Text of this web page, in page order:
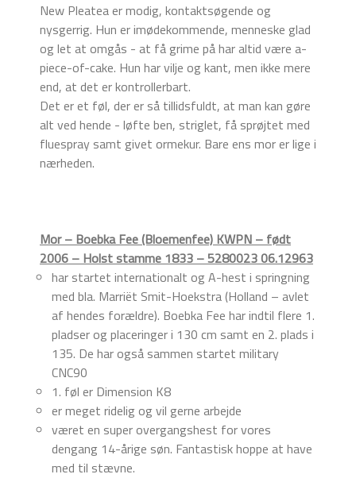
New Pleatea er modig, kontaktsøgende og
nysgerrig. Hun er imødekommende, menneske glad
og let at omgås - at få grime på har altid være a-
piece-of-cake. Hun har vilje og kant, men ikke mere
end, at det er kontrollerbart.
Det er et føl, der er så tillidsfuldt, at man kan gøre
alt ved hende - løfte ben, striglet, få sprøjtet med
fluespray samt givet ormekur. Bare ens mor er lige i
nærheden.
Mor – Boebka Fee (Bloemenfee) KWPN – født
2006 – Holst stamme 1833 – 5280023 06.12963
har startet internationalt og A-hest i springning
med bla. Marriët Smit-Hoekstra (Holland – avlet
af hendes forældre). Boebka Fee har indtil flere 1.
pladser og placeringer i 130 cm samt en 2. plads i
135. De har også sammen startet military
CNC90
1. føl er Dimension K8
er meget ridelig og vil gerne arbejde
været en super overgangshest for vores
dengang 14-årige søn. Fantastisk hoppe at have
med til stævne.